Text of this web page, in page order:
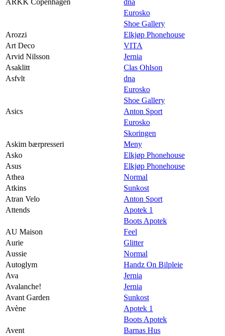
Eurosko
Shoe Gallery
Arozzi
Elkjøp Phonehouse
Art Deco
VITA
Arvid Nilsson
Jernia
Asaklitt
Clas Ohlson
Asfvlt
dna
Eurosko
Shoe Gallery
Asics
Anton Sport
Eurosko
Skoringen
Askim bærpresseri
Meny
Asko
Elkjøp Phonehouse
Asus
Elkjøp Phonehouse
Athea
Normal
Atkins
Sunkost
Atran Velo
Anton Sport
Attends
Apotek 1
Boots Apotek
AU Maison
Feel
Aurie
Glitter
Aussie
Normal
Autoglym
Handz On Bilpleie
Ava
Jernia
Avalanche!
Jernia
Avant Garden
Sunkost
Avène
Apotek 1
Boots Apotek
Avent
Barnas Hus